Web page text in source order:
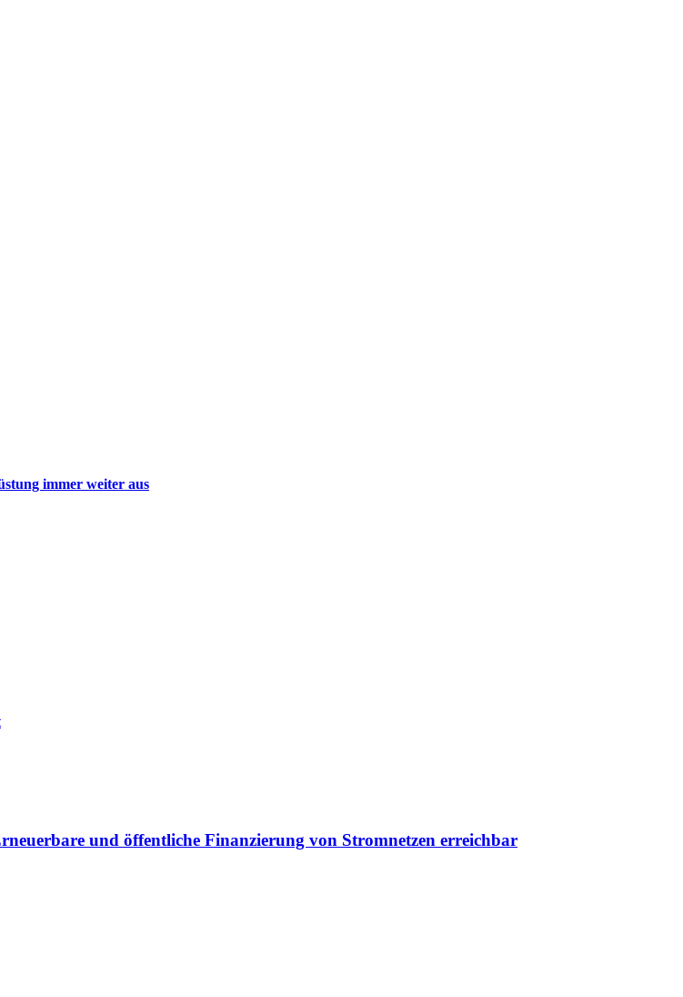
immer weiter aus
und öffentliche Finanzierung von Stromnetzen erreichbar